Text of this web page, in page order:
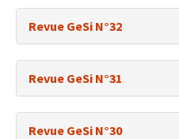
Revue GeSi N°32
Revue GeSi N°31
Revue GeSi N°30